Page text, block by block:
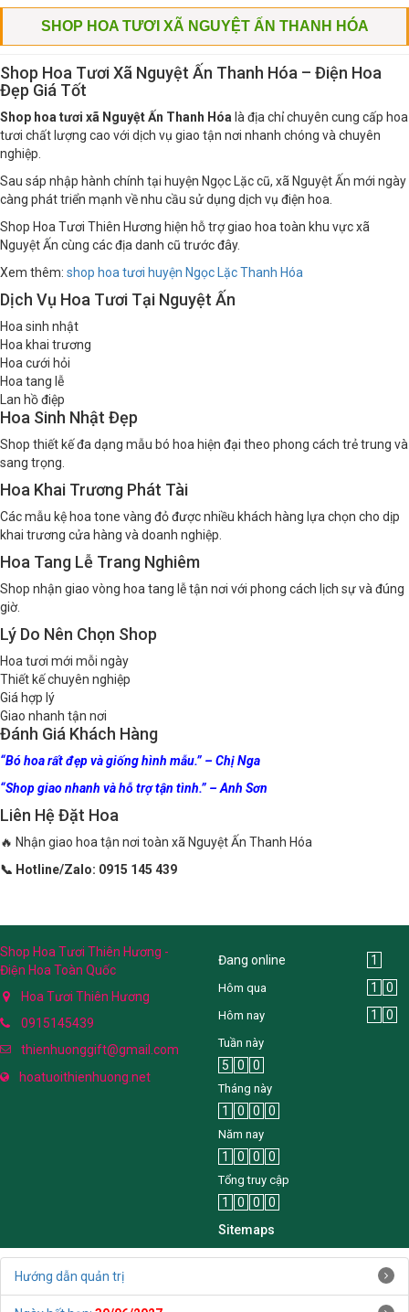
SHOP HOA TƯƠI XÃ NGUYỆT ẤN THANH HÓA
Shop Hoa Tươi Xã Nguyệt Ấn Thanh Hóa – Điện Hoa
Đẹp Giá Tốt
Shop hoa tươi xã Nguyệt Ấn Thanh Hóa là địa chỉ chuyên cung cấp hoa
tươi chất lượng cao với dịch vụ giao tận nơi nhanh chóng và chuyên
nghiệp.
Sau sáp nhập hành chính tại huyện Ngọc Lặc cũ, xã Nguyệt Ấn mới ngày
càng phát triển mạnh về nhu cầu sử dụng dịch vụ điện hoa.
Shop Hoa Tươi Thiên Hương hiện hỗ trợ giao hoa toàn khu vực xã
Nguyệt Ấn cùng các địa danh cũ trước đây.
Xem thêm: shop hoa tươi huyện Ngọc Lặc Thanh Hóa
Dịch Vụ Hoa Tươi Tại Nguyệt Ấn
Hoa sinh nhật
Hoa khai trương
Hoa cưới hỏi
Hoa tang lễ
Lan hồ điệp
Hoa Sinh Nhật Đẹp
Shop thiết kế đa dạng mẫu bó hoa hiện đại theo phong cách trẻ trung và
sang trọng.
Hoa Khai Trương Phát Tài
Các mẫu kệ hoa tone vàng đỏ được nhiều khách hàng lựa chọn cho dịp
khai trương cửa hàng và doanh nghiệp.
Hoa Tang Lễ Trang Nghiêm
Shop nhận giao vòng hoa tang lễ tận nơi với phong cách lịch sự và đúng
giờ.
Lý Do Nên Chọn Shop
Hoa tươi mới mỗi ngày
Thiết kế chuyên nghiệp
Giá hợp lý
Giao nhanh tận nơi
Đánh Giá Khách Hàng
“Bó hoa rất đẹp và giống hình mẫu.” – Chị Nga
“Shop giao nhanh và hỗ trợ tận tình.” – Anh Sơn
Liên Hệ Đặt Hoa
🔥 Nhận giao hoa tận nơi toàn xã Nguyệt Ấn Thanh Hóa
📞 Hotline/Zalo: 0915 145 439
Shop Hoa Tươi Thiên Hương -
Điện Hoa Toàn Quốc
Hoa Tươi Thiên Hương
0915145439
thienhuonggift@gmail.com
hoatuoithienhuong.net
Đang online 1
Hôm qua 1 0
Hôm nay 1 0
Tuần này
5 0 0
Tháng này
1 0 0 0
Năm nay
1 0 0 0
Tổng truy cập
1 0 0
0
Sitemaps
Hướng dẫn quản trị